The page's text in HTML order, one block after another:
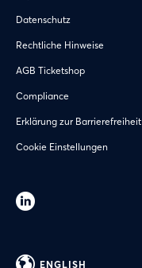
Datenschutz
Rechtliche Hinweise
AGB Ticketshop
Compliance
Erklärung zur Barrierefreiheit
Cookie Einstellungen
ENGLISH